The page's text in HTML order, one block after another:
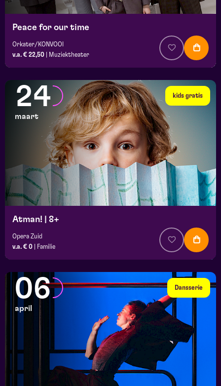
Peace for our time
Orkater/KONVOOI
v.a. € 22,50
Muziektheater
kids gratis
24
maart
Atman! | 8+
Opera Zuid
v.a. € 0
Familie
Dansserie
06
april